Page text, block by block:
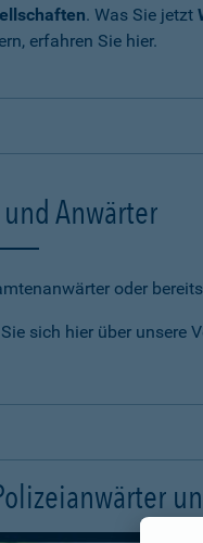
. Was Sie jetzt
erfahren Sie hier.
Anwärter
oder
sich hier über unsere